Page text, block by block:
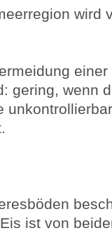
wird
einer
gering, wenn
ist von